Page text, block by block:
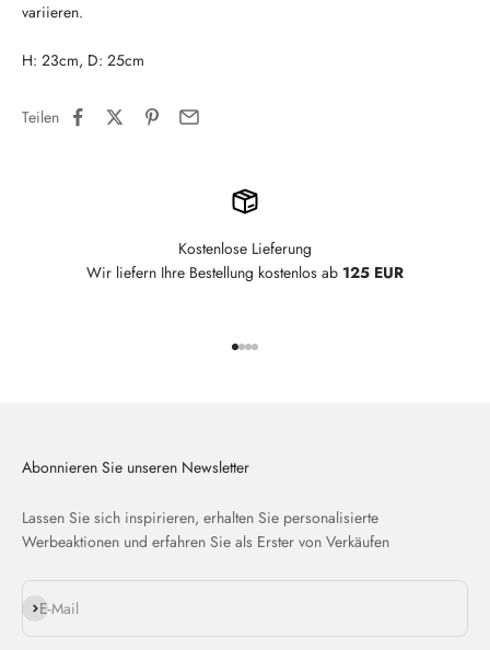
variieren.
H: 23cm, D: 25cm
Teilen
Kostenlose Lieferung
Wir liefern Ihre Bestellung kostenlos ab 125 EUR
Abonnieren Sie unseren Newsletter
Lassen Sie sich inspirieren, erhalten Sie personalisierte
Werbeaktionen und erfahren Sie als Erster von Verkäufen
E-Mail
Abonnieren